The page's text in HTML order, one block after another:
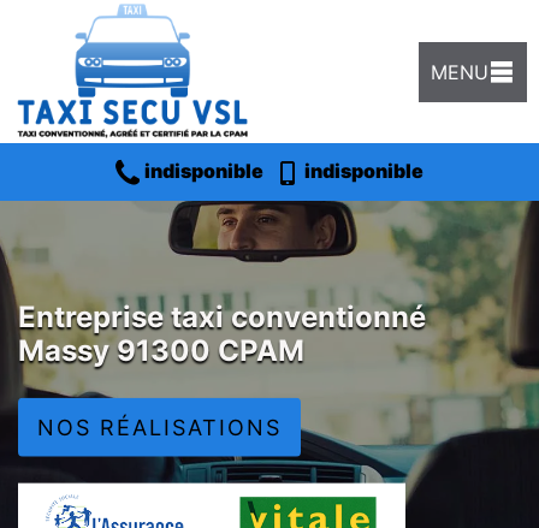
MENU
indisponible indisponible
Entreprise taxi conventionné
Massy 91300 CPAM
NOS RÉALISATIONS